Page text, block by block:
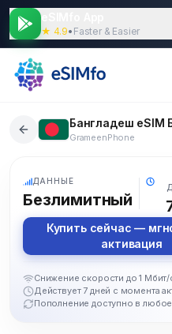
★ 4.9• Faster & Easier
Бангладеш eSIM
GrameenPhone
ДАННЫЕ
Безлимитный
Купить сейчас —
активация
Снижение скорости до 1
Действует 7 дней с момента
Пополнение доступно в